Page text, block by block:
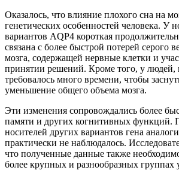
Оказалось, что влияние плохого сна на
генетических особенностей человека. У
вариантов AQP4 короткая
связана с более быстрой потерей серого
мозга, содержащей нервные клетки и
принятии решений. Кроме того, у людей,
требовалось много времени, чтобы
уменьшение общего объема мозга.
Эти изменения сопровождались более
памяти и других когнитивных функций.
носителей других вариантов гена
практически не наблюдалось.
что полученные данные также
более крупных и разнообразных группах